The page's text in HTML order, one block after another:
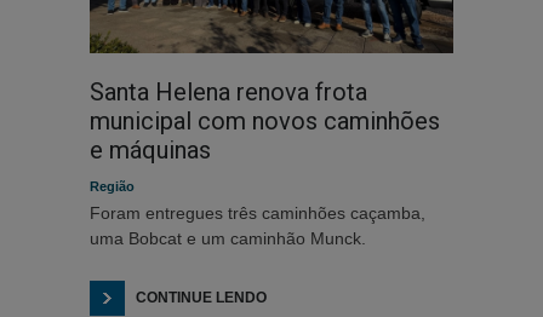
Santa Helena renova frota
municipal com novos caminhões
e máquinas
Região
Foram entregues três caminhões caçamba,
uma Bobcat e um caminhão Munck.
CONTINUE LENDO